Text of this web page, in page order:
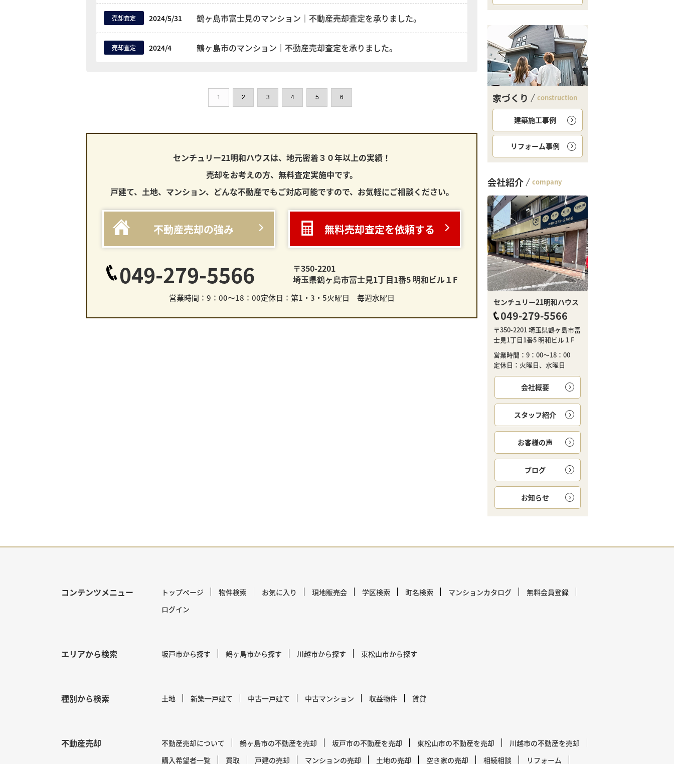
売却査定 2024/5/31 鶴ヶ島市富士見のマンション｜不動産売却査定を承りました。
売却査定 2024/4 鶴ヶ島市のマンション｜不動産売却査定を承りました。
1 2 3 4 5 6
センチュリー21明和ハウスは、 地元密着３０年以上の実績！
売却をお考えの方、無料査定実施中です。
戸建て、土地、マンション、どんな不動産でもご対応可能ですので、お気軽にご相談ください。
不動産売却の強み 無料売却査定を依頼する
049-279-5566
〒350-2201
埼玉県鶴ヶ島市富士見1丁目1番5 明和ビル１F
営業時間：9：00～18：00定休日：第1・3・5火曜日 毎週水曜日
家づくり construction
建築施工事例
リフォーム事例
会社紹介 company
センチュリー21明和ハウス
049-279-5566
〒350-2201 埼玉県鶴ヶ島市富
士見1丁目1番5 明和ビル１F
営業時間：9：00～18：00
定休日：火曜日、水曜日
会社概要
スタッフ紹介
お客様の声
ブログ
お知らせ
コンテンツメニュー トップページ 物件検索 お気に入り 現地販売会 学区検索 町名検索 マンションカタログ
無料会員登録
ログイン
エリアから検索 坂戸市から探す 鶴ヶ島市から探す 川越市から探す 東松山市から探す
種別から検索 土地 新築一戸建て 中古一戸建て 中古マンション 収益物件 賃貸
不動産売却 不動産売却について 鶴ヶ島市の不動産を売却 坂戸市の不動産を売却 東松山市の不動産を売却
川越市の不動産を売却
購入希望者一覧
買取 戸建の売却 マンションの売却 土地の売却 空き家の売却 相続相談 リフォーム